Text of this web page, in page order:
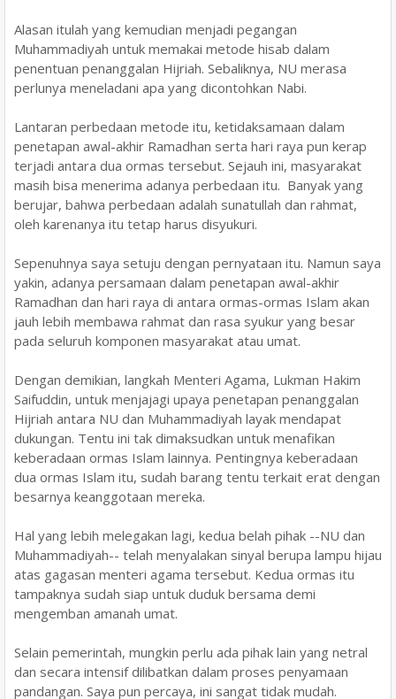
Alasan itulah yang kemudian menjadi pegangan
Muhammadiyah untuk memakai metode hisab dalam
penentuan penanggalan Hijriah. Sebaliknya, NU merasa
perlunya meneladani apa yang dicontohkan Nabi.
Lantaran perbedaan metode itu, ketidaksamaan dalam
penetapan awal-akhir Ramadhan serta hari raya pun kerap
terjadi antara dua ormas tersebut. Sejauh ini, masyarakat
masih bisa menerima adanya perbedaan itu. Banyak yang
berujar, bahwa perbedaan adalah sunatullah dan rahmat,
oleh karenanya itu tetap harus disyukuri.
Sepenuhnya saya setuju dengan pernyataan itu. Namun saya
yakin, adanya persamaan dalam penetapan awal-akhir
Ramadhan dan hari raya di antara ormas-ormas Islam akan
jauh lebih membawa rahmat dan rasa syukur yang besar
pada seluruh komponen masyarakat atau umat.
Dengan demikian, langkah Menteri Agama, Lukman Hakim
Saifuddin, untuk menjajagi upaya penetapan penanggalan
Hijriah antara NU dan Muhammadiyah layak mendapat
dukungan. Tentu ini tak dimaksudkan untuk menafikan
keberadaan ormas Islam lainnya. Pentingnya keberadaan
dua ormas Islam itu, sudah barang tentu terkait erat dengan
besarnya keanggotaan mereka.
Hal yang lebih melegakan lagi, kedua belah pihak --NU dan
Muhammadiyah-- telah menyalakan sinyal berupa lampu hijau
atas gagasan menteri agama tersebut. Kedua ormas itu
tampaknya sudah siap untuk duduk bersama demi
mengemban amanah umat.
Selain pemerintah, mungkin perlu ada pihak lain yang netral
dan secara intensif dilibatkan dalam proses penyamaan
pandangan. Saya pun percaya, ini sangat tidak mudah.